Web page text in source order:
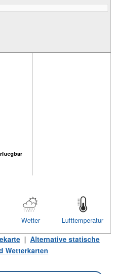
Lufttemperatur
Wetter
| Alternative statische
Wetterkarten